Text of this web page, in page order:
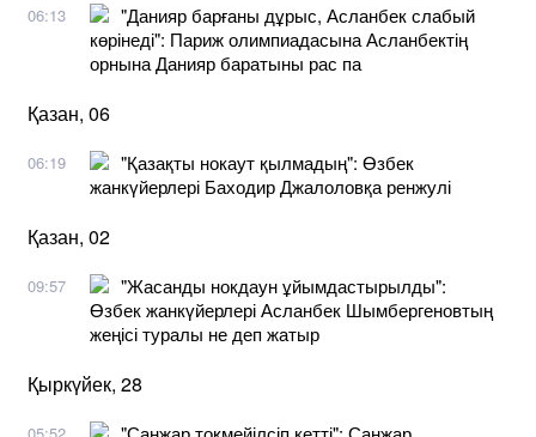
06:13
"Данияр барғаны дұрыс, Асланбек слабый
көрінеді": Париж олимпиадасына Асланбектің
орнына Данияр баратыны рас па
Қазан, 06
06:19
"Қазақты нокаут қылмадың": Өзбек
жанкүйерлері Баходир Джалоловқа ренжулі
Қазан, 02
09:57
"Жасанды нокдаун ұйымдастырылды":
Өзбек жанкүйерлері Асланбек Шымбергеновтың
жеңісі туралы не деп жатыр
Қыркүйек, 28
05:52